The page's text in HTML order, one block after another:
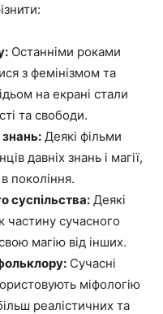
Останніми роками
з фемінізмом та
на екрані стали
та свободи.
Деякі фільми
давніх знань і магії,
покоління.
суспільства: Деякі
частину сучасного
магію від інших.
Сучасні
міфологію
реалістичних та